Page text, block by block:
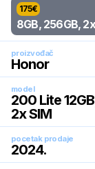
175€
8GB, 256GB,
proizvođač
Honor
model
200 Lite
2x SIM
pocetak prodaje
2024.